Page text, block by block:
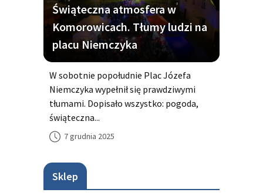
Świąteczna atmosfera w
Komorowicach. Tłumy ludzi na
placu Niemczyka
W sobotnie popołudnie Plac Józefa
Niemczyka wypełnił się prawdziwymi
tłumami. Dopisało wszystko: pogoda,
świąteczna...
7 grudnia 2025
Sklep